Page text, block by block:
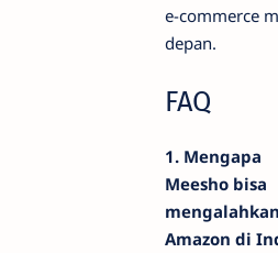
e-commerce
depan.
FAQ
1. Mengapa
Meesho bisa
mengalahkan
Amazon di